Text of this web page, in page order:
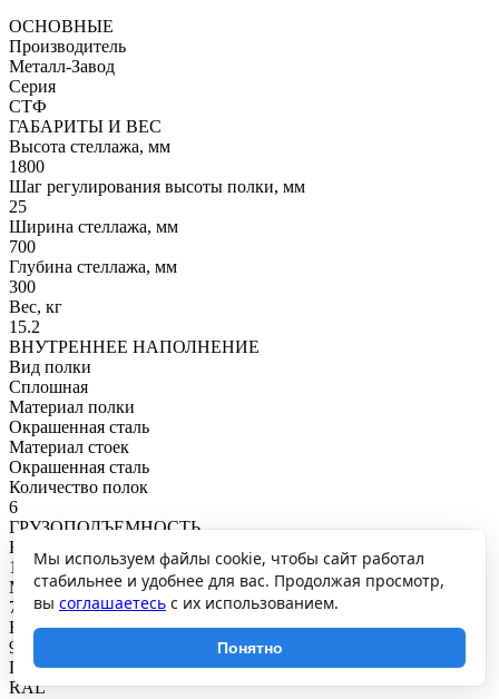
ОСНОВНЫЕ
Производитель
Металл-Завод
Серия
СТФ
ГАБАРИТЫ И ВЕС
Высота стеллажа, мм
1800
Шаг регулирования высоты полки, мм
25
Ширина стеллажа, мм
700
Глубина стеллажа, мм
300
Вес, кг
15.2
ВНУТРЕННЕЕ НАПОЛНЕНИЕ
Вид полки
Сплошная
Материал полки
Окрашенная сталь
Материал стоек
Окрашенная сталь
Количество полок
6
ГРУЗОПОДЪЕМНОСТЬ
Нагрузка на полку, кг
125
Максимальная общая нагрузка, кг
750
Нагрузка на секцию, кг
900
ПОКРЫТИЕ И ЦВЕТ
RAL
Мы используем файлы cookie, чтобы сайт работал
стабильнее и удобнее для вас. Продолжая просмотр,
вы соглашаетесь с их использованием.
Понятно